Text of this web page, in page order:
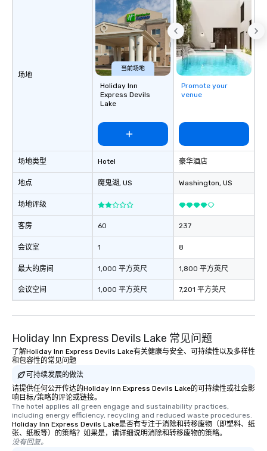
场地
场地类型
地点
场地评级
客房
会议室
最大的房间
会议空间
当前场地
Holiday Inn
Express Devils
Lake
Hotel
魔鬼湖, US
60
1
1,000 平方英尺
1,000 平方英尺
Promote your
venue
豪华酒店
Washington, US
237
8
1,800 平方英尺
7,201 平方英尺
Holiday Inn Express Devils Lake 常见问题
了解Holiday Inn Express Devils Lake有关健康与安全、可持续性以及多样性
和包容性的常见问题
可持续发展的做法
请提供任何公开传达的Holiday Inn Express Devils Lake的可持续性或社会影
响目标/策略的评论或链接。
The hotel applies all green engage and sustainability practices,
including energy efficiency, recycling and reduced waste procedures.
Holiday Inn Express Devils Lake是否有专注于消除和转移废物（即塑料、纸
张、纸板等）的策略？如果是，请详细说明消除和转移废物的策略。
没有回复。